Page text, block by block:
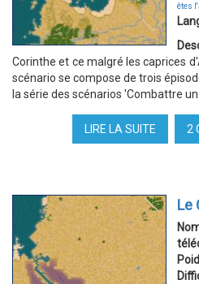
êtes
Corinthe et ce malgré les caprices
scénario se compose de trois
la série des scénarios 'Combattre
LIRE LA SUITE
LE
2
Le